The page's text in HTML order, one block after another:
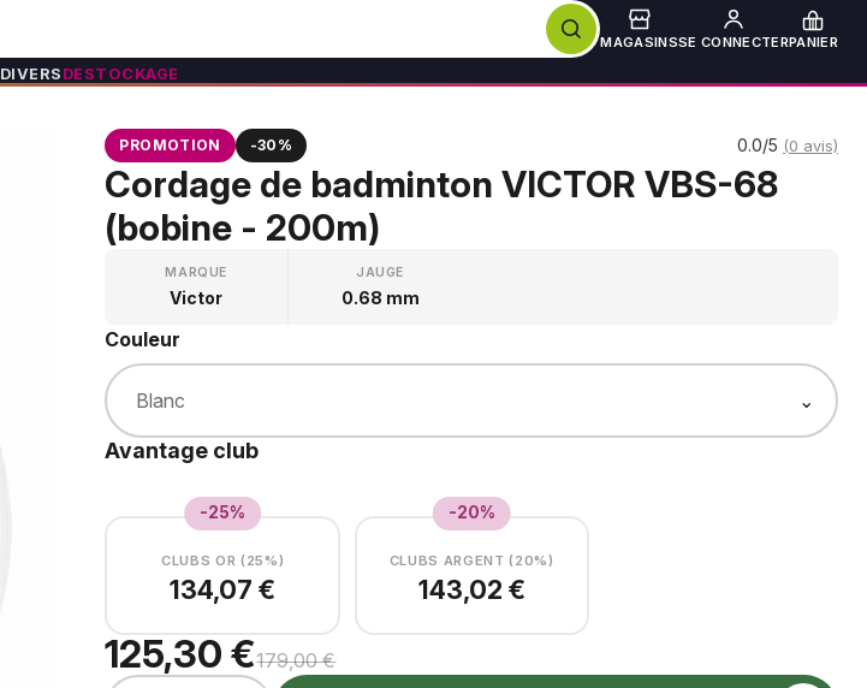
MAGASINSSE CONNECTERPANIER
DIVERS DESTOCKAGE
PROMOTION -30% 0.0/5 (0 avis)
Cordage de badminton VICTOR VBS-68
(bobine - 200m)
MARQUE
Victor
JAUGE
0.68 mm
Couleur
⌄
Avantage club
-25%
CLUBS OR (25%)
134,07 €
-20%
CLUBS ARGENT (20%)
143,02 €
125,30 €179,00 €